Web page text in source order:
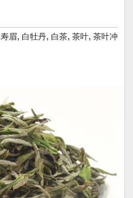
寿眉, 白牡丹, 白茶, 茶叶, 茶叶冲